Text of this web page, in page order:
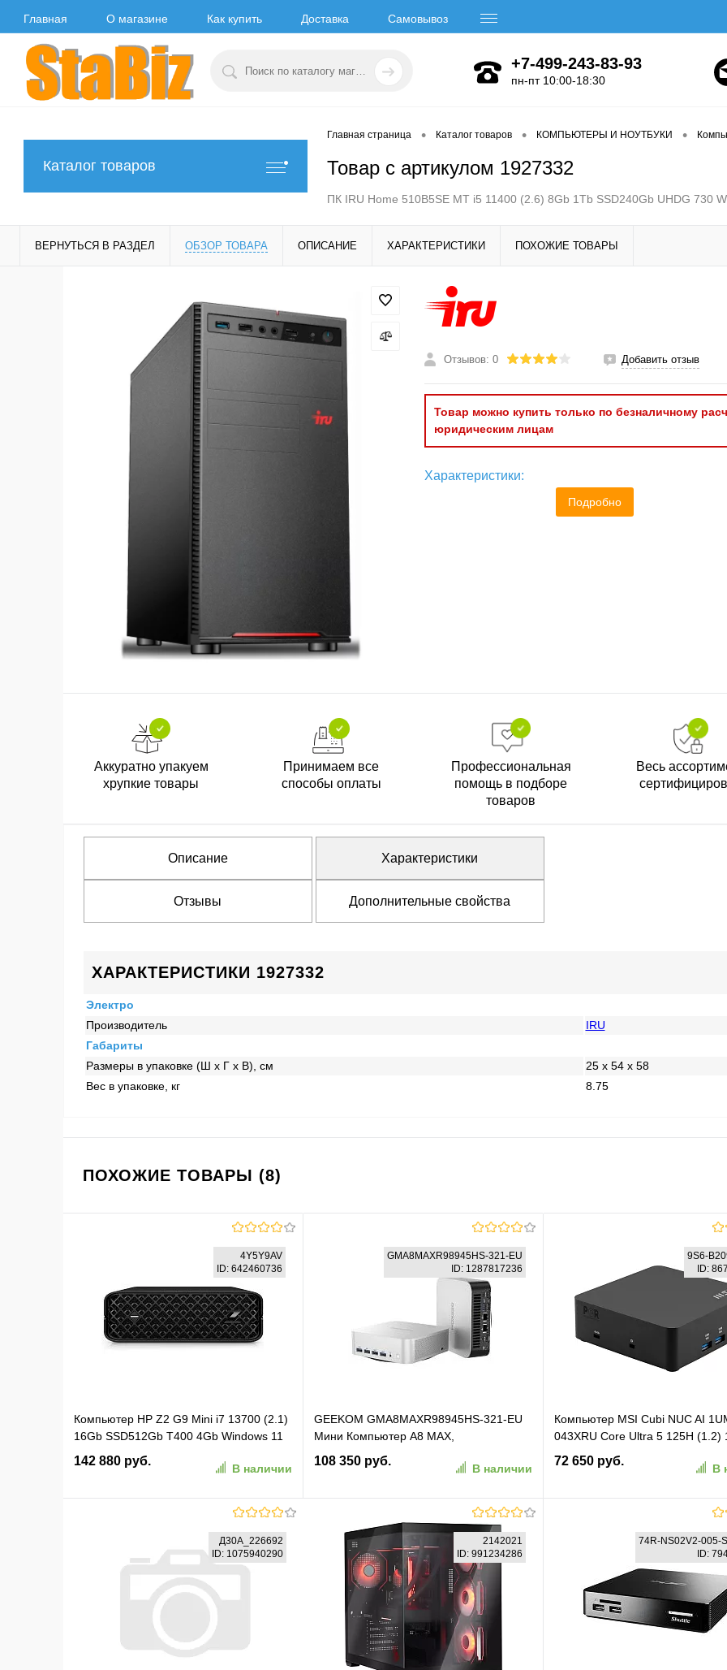
Главная О магазине Как купить Доставка Самовывоз
+7-499-243-83-93
пн-пт 10:00-18:30
Каталог товаров
Главная страница • Каталог товаров • КОМПЬЮТЕРЫ И НОУТБУКИ •
Товар с артикулом 1927332
ПК IRU Home 510B5SE MT i5 11400 (2.6) 8Gb 1Tb SSD240Gb UHDG 730
ВЕРНУТЬСЯ В РАЗДЕЛ ОБЗОР ТОВАРА ОПИСАНИЕ ХАРАКТЕРИСТИКИ ПОХОЖИЕ ТОВАРЫ
Отзывов: 0 Добавить отзыв
Товар можно купить только по безналичному
юридическим лицам
Характеристики:
Подробно
Аккуратно упакуем
хрупкие товары
Принимаем все
способы оплаты
Профессиональная
помощь в подборе
товаров
Весь
Описание Характеристики
Отзывы Дополнительные свойства
ХАРАКТЕРИСТИКИ 1927332
Электро
Производитель
IRU
Габариты
Размеры в упаковке (Ш x Г x В), см
25 x 54 x 58
Вес в упаковке, кг
8.75
ПОХОЖИЕ ТОВАРЫ (8)
4Y5Y9AV
ID: 642460736
Компьютер HP Z2 G9 Mini i7 13700 (2.1)
16Gb SSD512Gb T400 4Gb Windows 11
Pro 64 GbitEth 280W kb клавиатура
черный (4Y5Y9AV)
142 880 руб.
В наличии
В корзину
В избранное К сравнению
GMA8MAXR98945HS-321-EU
ID: 1287817236
GEEKOM GMA8MAXR98945HS-321-EU
Мини Компьютер A8 MAX,
GMA8MAXR98945HS -321-EU, AMD
Ryzen 9 8945HS, 32GB+1TB, WIN11 Pro
108 350 руб.
В наличии
В корзину
В избранное К сравнению
9S6-
ID:
Компьютер MSI Cubi NUC AI
043XRU Core Ultra 5 125H (1.2)
SSD512Gb Arc graphics без ОС
2x2.5GbitEth WiFi BT 120W
72 650 руб.
В
В корзину
В избранное К
Д30А_226692
ID: 1075940290
2142021
ID: 991234286
74R-NS02V2-005-
ID: